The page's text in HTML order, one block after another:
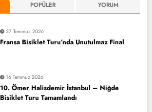
POPÜLER YORUM
27 Temmuz 2026
Fransa Bisiklet Turu’nda Unutulmaz Final
16 Temmuz 2026
10. Ömer Halisdemir İstanbul – Niğde
Bisiklet Turu Tamamlandı